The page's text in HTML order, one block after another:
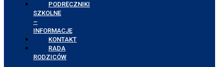
PODRĘCZNIKI
SZKOLNE
–
INFORMACJE
KONTAKT
RADA
RODZICÓW